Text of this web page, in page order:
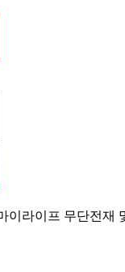
이라이프 무단전재